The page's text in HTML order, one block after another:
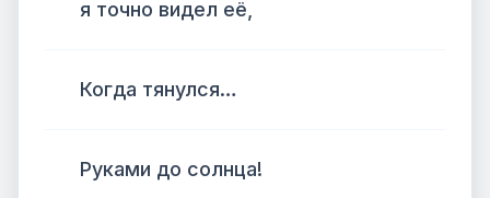
я точно видел её,
Когда тянулся…
Руками до солнца!